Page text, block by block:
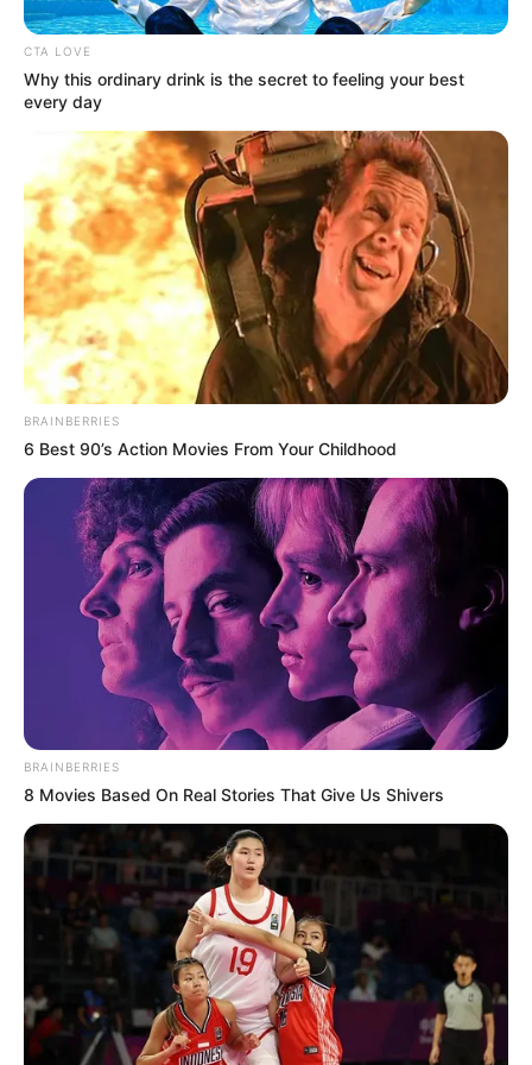
Pensando en quienes desean aprender a bailar sin
presión ni juzgamientos, elInstituto Distrital de las Artes
(Idartes)anunció una serie de clases gratuitas de salsa y
bachata en julio.
Bajo el nombre de'Bailotea con diferentes ritmos
, esta iniciativa busca brindar un espacio seguro,
divertido y formativo para que cualquier persona, sin
importar su nivel, pueda lanzarse a la pista y sacar los
llamados "pasos prohibidos".
CTA LOVE
Why this ordinary drink is the secret to feeling your best
every day
BRAINBERRIES
6 Best 90’s Action Movies From Your Childhood
BRAINBERRIES
8 Movies Based On Real Stories That Give Us Shivers